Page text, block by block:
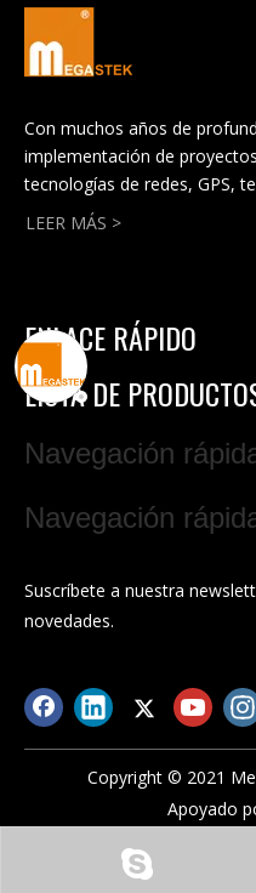
Con muchos años de
implementación de
tecnologías de redes, GPS,
LEER MÁS >
ENLACE RÁPIDO
LISTA DE
Navegación
Navegación
Suscríbete a nuestra
novedades.
Copyright © 2021
Apoyado